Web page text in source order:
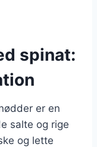
spinat:
er en
salte og rige
og lette